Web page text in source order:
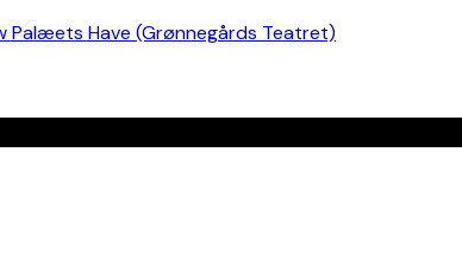
Palæets Have (Grønnegårds Teatret)